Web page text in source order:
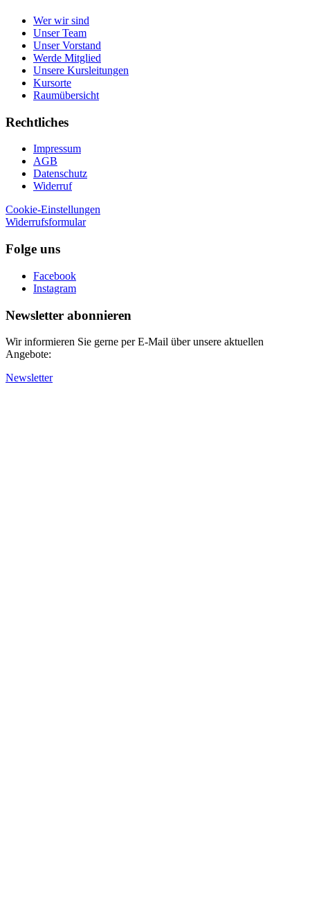
Wer wir sind
Unser Team
Unser Vorstand
Werde Mitglied
Unsere Kursleitungen
Kursorte
Raumübersicht
Rechtliches
Impressum
AGB
Datenschutz
Widerruf
Cookie-Einstellungen
Widerrufsformular
Folge uns
Facebook
Instagram
Newsletter abonnieren
Wir informieren Sie gerne per E-Mail über unsere aktuellen
Angebote:
Newsletter